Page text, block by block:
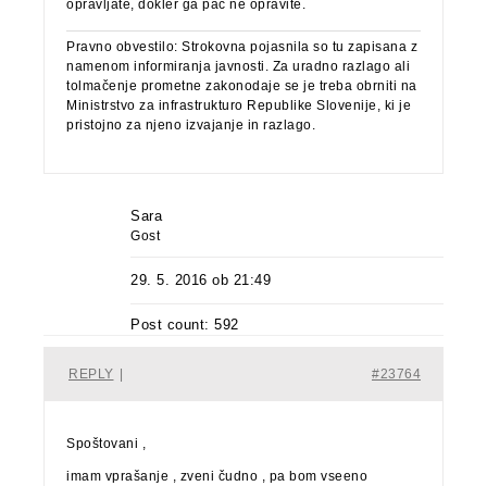
opravljate, dokler ga pač ne opravite.
Pravno obvestilo: Strokovna pojasnila so tu zapisana z
namenom informiranja javnosti. Za uradno razlago ali
tolmačenje prometne zakonodaje se je treba obrniti na
Ministrstvo za infrastrukturo Republike Slovenije, ki je
pristojno za njeno izvajanje in razlago.
Sara
Gost
29. 5. 2016 ob 21:49
Post count: 592
#23764
REPLY
Spoštovani ,
imam vprašanje , zveni čudno , pa bom vseeno